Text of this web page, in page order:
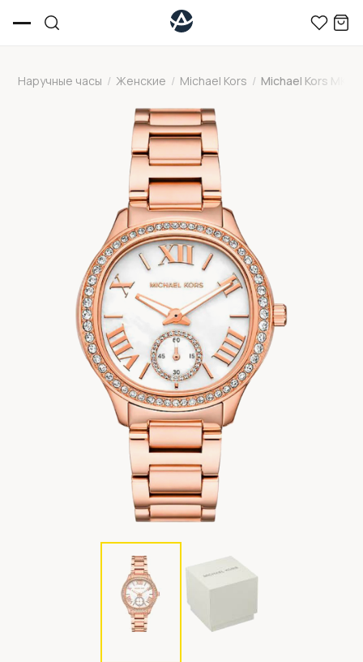
Наручные часы / Женские / Michael Kors / Michael Kors